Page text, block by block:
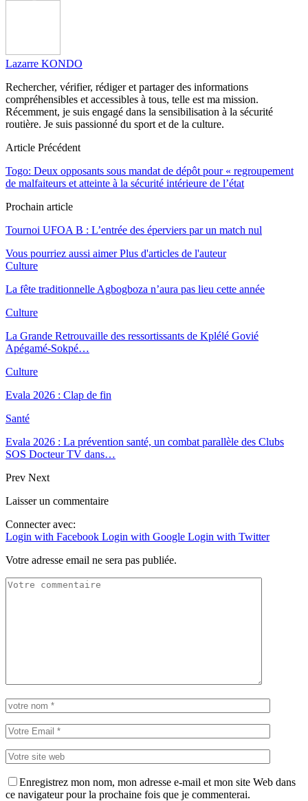
Lazarre KONDO
Rechercher, vérifier, rédiger et partager des informations
compréhensibles et accessibles à tous, telle est ma mission.
Récemment, je suis engagé dans la sensibilisation à la sécurité
routière. Je suis passionné du sport et de la culture.
Article Précédent
Togo: Deux opposants sous mandat de dépôt pour « regroupement
de malfaiteurs et atteinte à la sécurité intérieure de l’état
Prochain article
Tournoi UFOA B : L’entrée des éperviers par un match nul
Vous pourriez aussi aimer Plus d'articles de l'auteur
Culture
La fête traditionnelle Agbogboza n’aura pas lieu cette année
Culture
La Grande Retrouvaille des ressortissants de Kplélé Govié
Apégamé-Sokpé…
Culture
Evala 2026 : Clap de fin
Santé
Evala 2026 : La prévention santé, un combat parallèle des Clubs
SOS Docteur TV dans…
Prev Next
Laisser un commentaire
Connecter avec:
Login with Facebook Login with Google Login with Twitter
Votre adresse email ne sera pas publiée.
Enregistrez mon nom, mon adresse e-mail et mon site Web dans
ce navigateur pour la prochaine fois que je commenterai.